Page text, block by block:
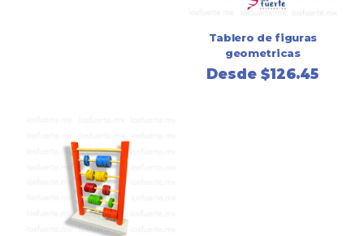
Tablero de figuras
geometricas
Desde$126.45